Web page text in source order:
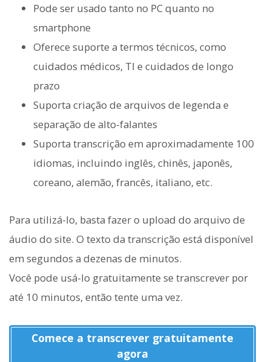
Pode ser usado tanto no PC quanto no
smartphone
Oferece suporte a termos técnicos, como
cuidados médicos, TI e cuidados de longo
prazo
Suporta criação de arquivos de legenda e
separação de alto-falantes
Suporta transcrição em aproximadamente 100
idiomas, incluindo inglês, chinês, japonês,
coreano, alemão, francês, italiano, etc.
Para utilizá-lo, basta fazer o upload do arquivo de
áudio do site. O texto da transcrição está disponível
em segundos a dezenas de minutos.
Você pode usá-lo gratuitamente se transcrever por
até 10 minutos, então tente uma vez.
Comece a transcrever gratuitamente
agora